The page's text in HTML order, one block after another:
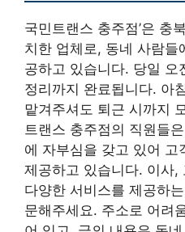
국민트랜스 충주점’은 충
치한 업체로, 동네 사람들
공하고 있습니다. 당일 오
정리까지 완료됩니다. 아
맡겨주셔도 퇴근 시까지
트랜스 충주점의 직원들
에 자부심을 갖고 있어 고
제공하고 있습니다. 이사,
다양한 서비스를 제공하
문해주세요. 주소로 어려